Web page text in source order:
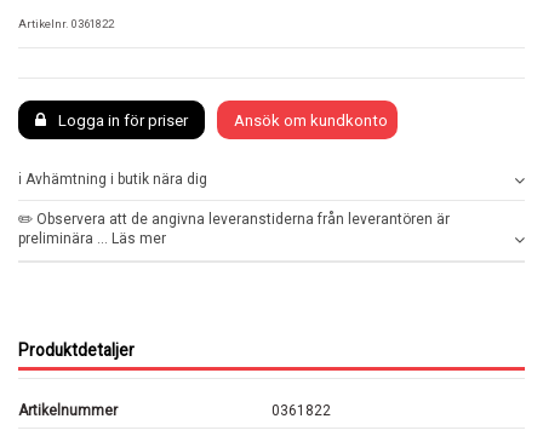
Artikelnr. 0361822
Logga in för priser Ansök om kundkonto
ℹ️ Avhämtning i butik nära dig
✏️ Observera att de angivna leveranstiderna från leverantören är
preliminära ... Läs mer
Produktdetaljer
Artikelnummer 0361822